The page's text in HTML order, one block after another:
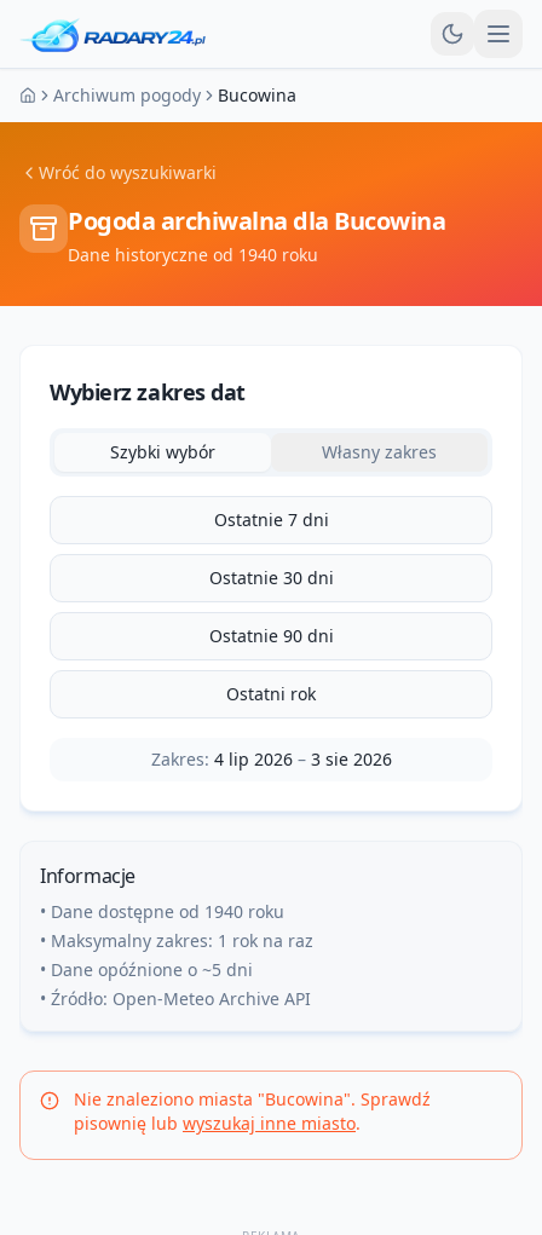
Strona główna
Archiwum pogody Bucowina
Wróć do wyszukiwarki
Pogoda archiwalna dla Bucowina
Dane historyczne od 1940 roku
Wybierz zakres dat
Szybki wybór Własny zakres
Ostatnie 7 dni
Ostatnie 30 dni
Ostatnie 90 dni
Ostatni rok
Zakres: 4 lip 2026– 3 sie 2026
Informacje
• Dane dostępne od 1940 roku
• Maksymalny zakres: 1 rok na raz
• Dane opóźnione o ~5 dni
• Źródło: Open-Meteo Archive API
Nie znaleziono miasta "Bucowina". Sprawdź
pisownię lub wyszukaj inne miasto.